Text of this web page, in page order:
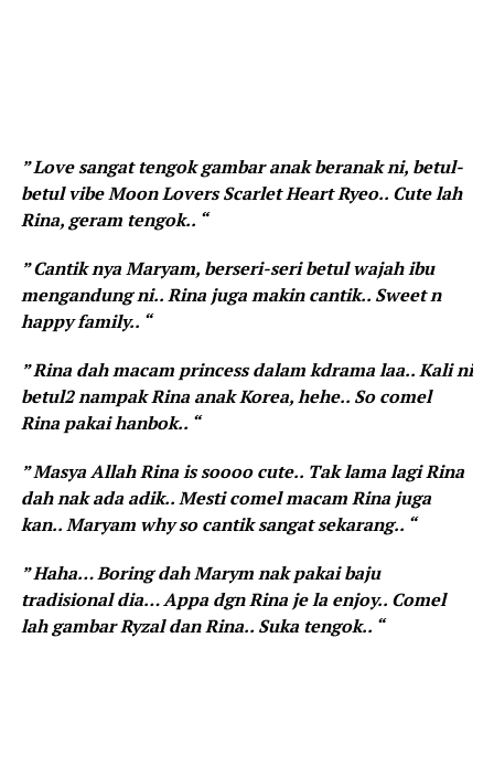
” Love sangat tengok gambar anak beranak ni, betul-
betul vibe Moon Lovers Scarlet Heart Ryeo.. Cute lah
Rina, geram tengok.. “
” Cantik nya Maryam, berseri-seri betul wajah ibu
mengandung ni.. Rina juga makin cantik.. Sweet n
happy family.. “
” Rina dah macam princess dalam kdrama laa.. Kali ni
betul2 nampak Rina anak Korea, hehe.. So comel
Rina pakai hanbok.. “
” Masya Allah Rina is soooo cute.. Tak lama lagi Rina
dah nak ada adik.. Mesti comel macam Rina juga
kan.. Maryam why so cantik sangat sekarang.. “
” Haha… Boring dah Marym nak pakai baju
tradisional dia… Appa dgn Rina je la enjoy.. Comel
lah gambar Ryzal dan Rina.. Suka tengok.. “